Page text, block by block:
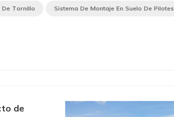
de excavación,
que se
De Tornillo Sistema De Montaje En Suelo De Pilotes
de